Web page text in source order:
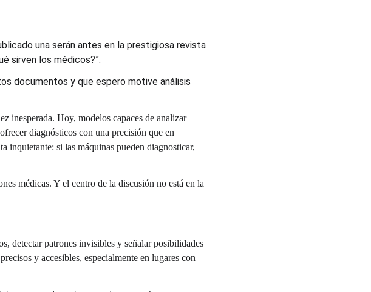
una serán antes en la prestigiosa revista
sirven los médicos?”.
documentos y que espero motive análisis
inesperada. Hoy, modelos capaces de analizar
diagnósticos con una precisión que en
inquietante: si las máquinas pueden diagnosticar,
médicas. Y el centro de la discusión no está en la
detectar patrones invisibles y señalar posibilidades
y accesibles, especialmente en lugares con